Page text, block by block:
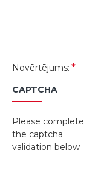
Novērtējums:
CAPTCHA
Please complete
the captcha
validation below